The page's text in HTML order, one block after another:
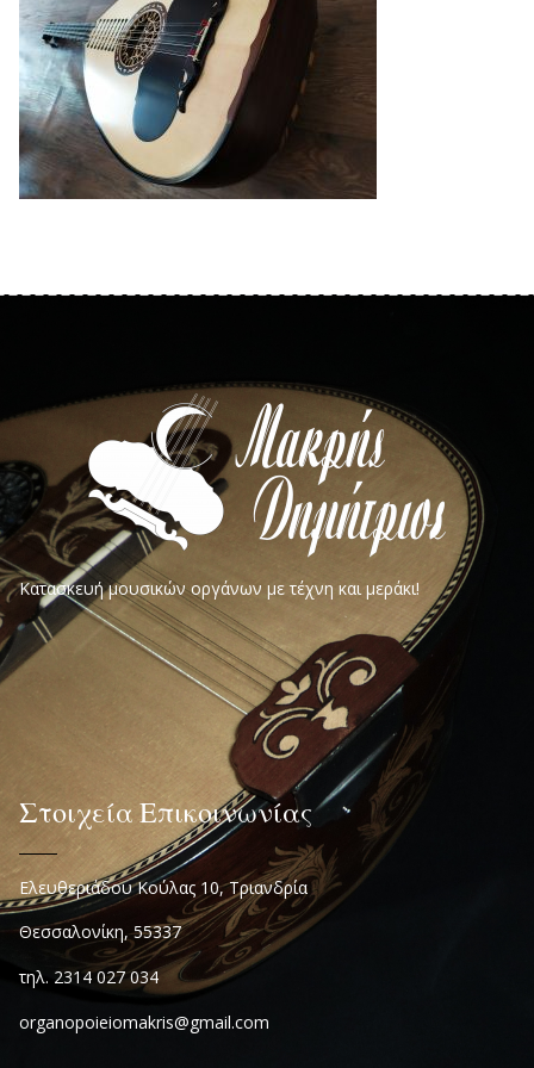
Κατασκευή μουσικών οργάνων με τέχνη και μεράκι!
Στοιχεία Επικοινωνίας
Ελευθεριάδου Κούλας 10, Τριανδρία
Θεσσαλονίκη, 55337
τηλ. 2314 027 034
organopoieiomakris@gmail.com